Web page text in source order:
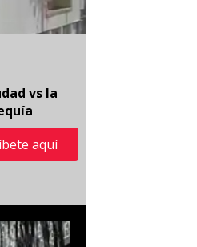
vs la
aquí